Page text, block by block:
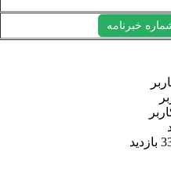
خبرنامه